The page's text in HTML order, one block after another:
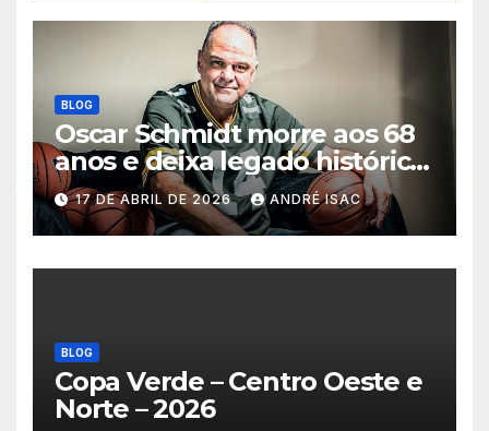
BLOG
Oscar Schmidt morre aos 68
anos e deixa legado histórico
no basquete mundial
17 DE ABRIL DE 2026 ANDRÉ ISAC
BLOG
Copa Verde – Centro Oeste e
Norte – 2026